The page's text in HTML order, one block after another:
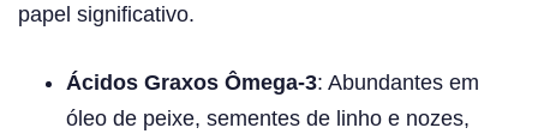
papel significativo.
Ácidos Graxos Ômega-3: Abundantes em
óleo de peixe, sementes de linho e nozes,